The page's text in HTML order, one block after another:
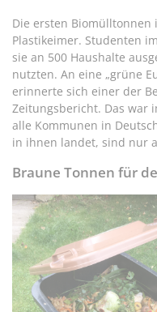
Die ersten Biomülltonnen
Plastikeimer. Studenten
sie an 500 Haushalte
nutzten. An eine „grüne
erinnerte sich einer der
Zeitungsbericht. Das war
alle Kommunen in
in ihnen landet, sind nur
Braune Tonnen für